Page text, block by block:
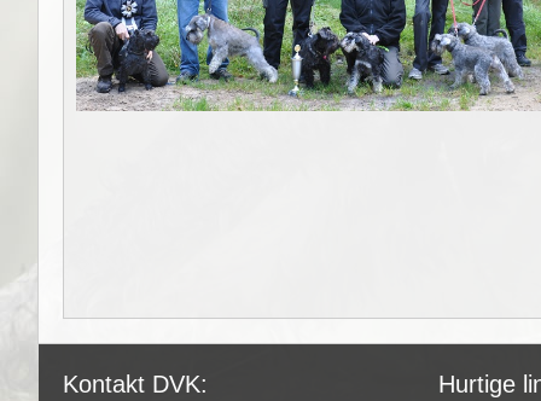
Kontakt DVK:
Hurtige